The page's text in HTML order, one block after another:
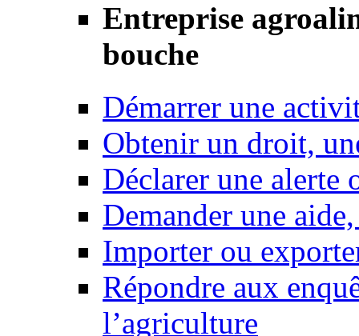
Entreprise
bouche
Démarrer une
Obtenir un droit,
Déclarer une alerte
Demander une
Importer ou
Répondre aux
l’agriculture